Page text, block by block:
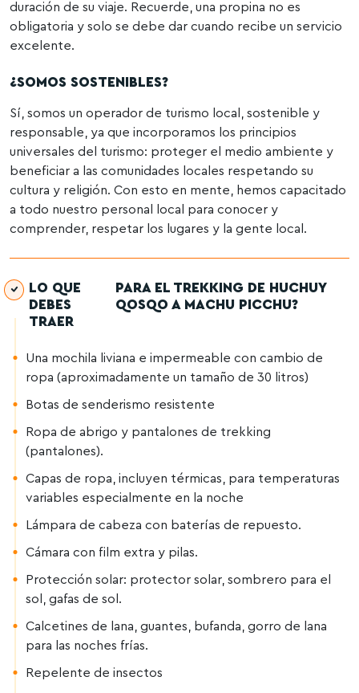
duración de su viaje. Recuerde, una propina no es
obligatoria y solo se debe dar cuando recibe un servicio
excelente.
¿SOMOS SOSTENIBLES?
Sí, somos un operador de turismo local, sostenible y
responsable, ya que incorporamos los principios
universales del turismo: proteger el medio ambiente y
beneficiar a las comunidades locales respetando su
cultura y religión. Con esto en mente, hemos capacitado
a todo nuestro personal local para conocer y
comprender, respetar los lugares y la gente local.
LO QUE
DEBES
TRAER
PARA EL TREKKING DE HUCHUY
QOSQO A MACHU PICCHU?
Una mochila liviana e impermeable con cambio de
ropa (aproximadamente un tamaño de 30 litros)
Botas de senderismo resistente
Ropa de abrigo y pantalones de trekking
(pantalones).
Capas de ropa, incluyen térmicas, para temperaturas
variables especialmente en la noche
Lámpara de cabeza con baterías de repuesto.
Cámara con film extra y pilas.
Protección solar: protector solar, sombrero para el
sol, gafas de sol.
Calcetines de lana, guantes, bufanda, gorro de lana
para las noches frías.
Repelente de insectos